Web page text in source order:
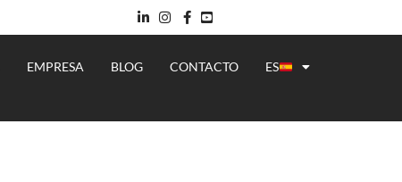
EMPRESA BLOG CONTACTO ES